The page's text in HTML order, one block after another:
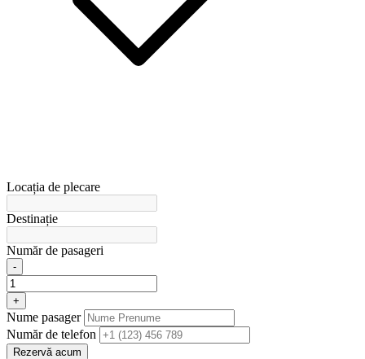
Locația de plecare
Destinație
Număr de pasageri
-
+
Nume pasager
Număr de telefon
Rezervă acum